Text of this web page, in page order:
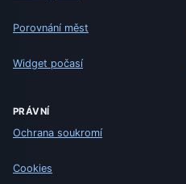
Porovnání měst
Widget počasí
PRÁVNÍ
Ochrana soukromí
Cookies